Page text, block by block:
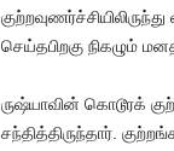
செய்தபிறகு நிகழும்
ருஷ்யாவின் கொடூரக்
சந்தித்திருந்தார்.